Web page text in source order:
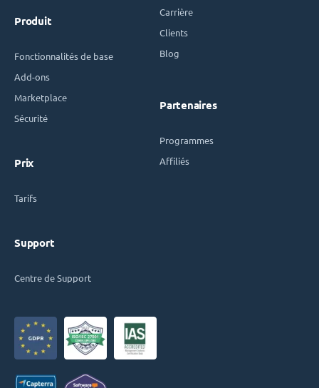
Produit
Fonctionnalités de base
Add-ons
Marketplace
Sécurité
Prix
Tarifs
Support
Centre de Support
Carrière
Clients
Blog
Partenaires
Programmes
Affiliés